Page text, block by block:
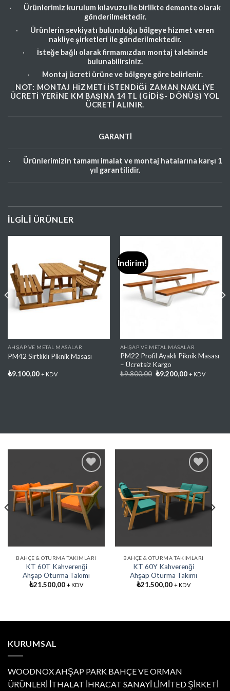
· Ürünlerimiz kurulum kılavuzu ile birlikte demonte olarak
gönderilmektedir.
· Ürünlerin sevkiyatı bulunduğu bölgeye hizmet veren
nakliye şirketleri ile gönderilmektedir.
· İsteğe bağlı olarak firmamızdan montaj talebinde
bulunabilirsiniz.
· Montaj ücreti ürüne ve bölgeye göre belirlenir.
NOT: MONTAJ HIZMETI ISTENDIĞI ZAMAN NAKLIYE
ÜCRETI YERINE KM BAŞINA 14 TL (GIDIŞ- DÖNÜŞ) YOL
ÜCRETI ALINIR.
GARANTİ
· Ürünlerimizin tamamı imalat ve montaj hatalarına karşı 1
yıl garantilidir.
İLGILI ÜRÜNLER
Favorilere
Ekle
AHŞAP VE METAL MASALAR
PM42 Sırtlıklı Piknik Masası
₺9.100,00 + KDV
İndirim!
Favorilere
Ekle
AHŞAP VE METAL MASALAR
PM22 Profil Ayaklı Piknik Masası
– Ücretsiz Kargo
₺9.800,00 Orijinal
₺9.200,00Şu
+ KDV
Favorilere
Ekle
BAHÇE & OTURMA TAKIMLARI
KT 60T Kahverenği
Ahşap Oturma Takımı
₺21.500,00 + KDV
Favorilere
Ekle
BAHÇE & OTURMA TAKIMLARI
KT 60Y Kahverenği
Ahşap Oturma Takımı
₺21.500,00 + KDV
KURUMSAL
WOODNOX AHŞAP PARK BAHÇE VE ORMAN
ÜRÜNLERİ İTHALAT İHRACAT SANAYİ LİMİTED ŞİRKETİ